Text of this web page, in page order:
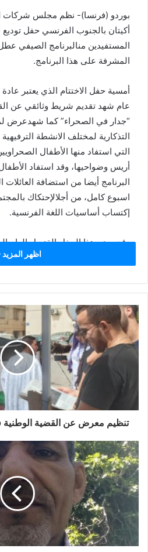
n
d
a
n
m
l
بوردو (فرنسا)- نظم مجلس شركات
أكيتان بالجنوب الفرنسي حفل توديع
المستفيدين منالبرنامج الصيفي
المشرفة على هذا البرنامج.
أمسية حفل الاختتام الذي يعتبر عادة
عام شهد تقديم شريط وثائقي عن
“جدار في الصحراء”كما شهدعرض
التذكارية لمختلف الانشطة الترفيهية
التي استفاد منها الأطفال
أريس وضواحيها، وقد استفاد
البرنامج أيضا من استضافة العائلات
اسبوع كامل، من أجلالإحتكاك
إكتساب أساسيات اللغة الفرنسية.
وقد حضر هذا الحفل القنصلالعام
عثمان
الجانب الصحراوي السيدحسان
لحقوق الانسان في عموم أوروبا،
الكهرباء والغاز بالجنوب الفرنسي،
المدني
الجزائري والفرنسي.
وخلال أمام الحضور، عبّر
يشارك الأطفال
“باعتبارهم جيلالمستقبل وذخر
ورسل السلام القادمين من مخيمات
معهم قضيتهم للتعريف والتحسيس
متمنيا لهم عودة ميمونة والتوفيق في
معتبر أن هذا البرنامج الإنساني مهم
الاطفال الصحراويين جراء الاحتلال
ليختتم كلمته بالتذكير بموقف الجزائر
الصحراوية العادلة باعتبارها آخر
نابع من مباديء الشعب و الثورة
اظهر المزيد
تنظيم معرض عن القضية الوطنية